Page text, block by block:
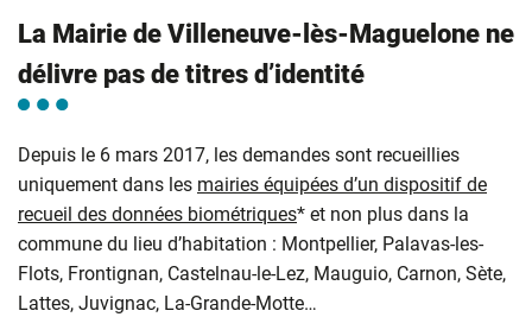
La Mairie de Villeneuve-lès-Maguelone ne
délivre pas de titres d’identité
Depuis le 6 mars 2017, les demandes sont recueillies
uniquement dans les mairies équipées d’un dispositif de
recueil des données biométriques* et non plus dans la
commune du lieu d’habitation : Montpellier, Palavas-les-
Flots, Frontignan, Castelnau-le-Lez, Mauguio, Carnon, Sète,
Lattes, Juvignac, La-Grande-Motte…